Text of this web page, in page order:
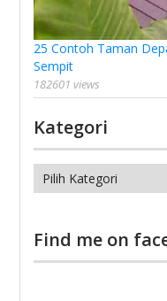
25 Contoh Taman
Sempit
182601 views
Kategori
Kategori
Find me on